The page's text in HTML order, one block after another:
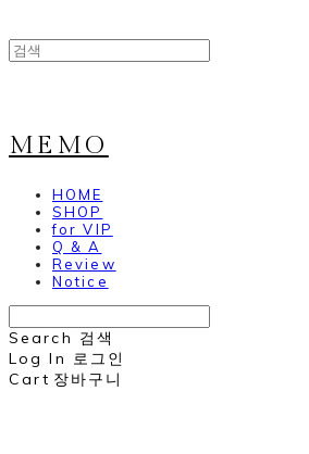
MEMO
HOME
SHOP
for VIP
Q & A
Review
Notice
Search 검색
Log In 로그인
Cart 장바구니